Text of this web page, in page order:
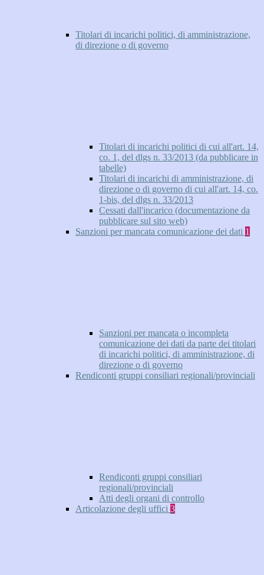
Titolari di incarichi politici, di amministrazione,
di direzione o di governo
Titolari di incarichi politici di cui all'art. 14,
co. 1, del dlgs n. 33/2013 (da pubblicare in
tabelle)
Titolari di incarichi di amministrazione, di
direzione o di governo di cui all'art. 14, co.
1-bis, del dlgs n. 33/2013
Cessati dall'incarico (documentazione da
pubblicare sul sito web)
Sanzioni per mancata comunicazione dei dati 1
Sanzioni per mancata o incompleta
comunicazione dei dati da parte dei titolari
di incarichi politici, di amministrazione, di
direzione o di governo
Rendiconti gruppi consiliari regionali/provinciali
Rendiconti gruppi consiliari
regionali/provinciali
Atti degli organi di controllo
Articolazione degli uffici 3